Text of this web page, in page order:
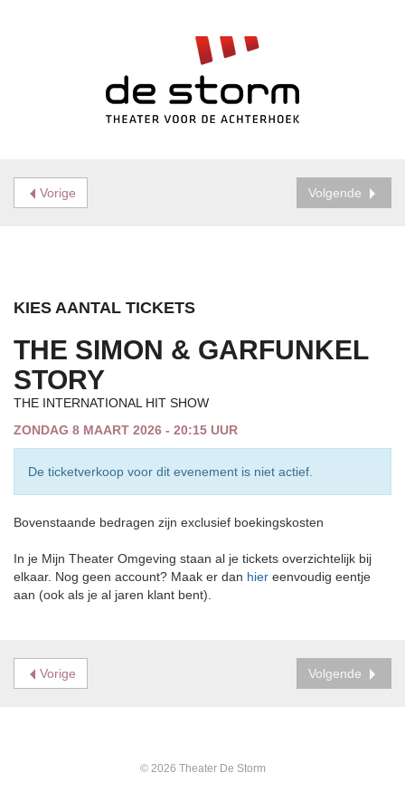
Vorige Volgende
KIES AANTAL TICKETS
THE SIMON & GARFUNKEL
STORY
THE INTERNATIONAL HIT SHOW
ZONDAG 8 MAART 2026 - 20:15 UUR
De ticketverkoop voor dit evenement is niet actief.
Bovenstaande bedragen zijn exclusief boekingskosten
In je Mijn Theater Omgeving staan al je tickets overzichtelijk bij
elkaar. Nog geen account? Maak er dan hier eenvoudig eentje
aan (ook als je al jaren klant bent).
Vorige Volgende
© 2026 Theater De Storm